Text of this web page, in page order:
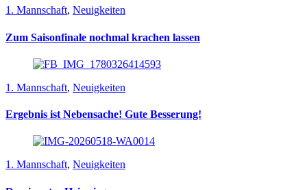
1. Mannschaft, Neuigkeiten
Zum Saisonfinale nochmal krachen lassen
1. Mannschaft, Neuigkeiten
Ergebnis ist Nebensache! Gute Besserung!
1. Mannschaft, Neuigkeiten